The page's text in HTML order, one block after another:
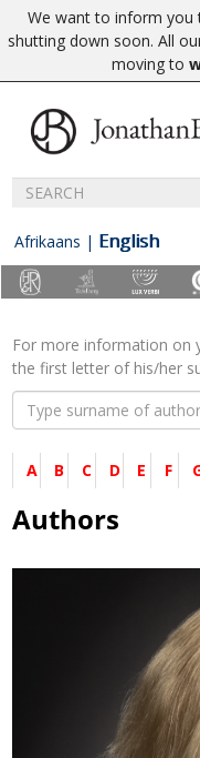
We want to inform you
shutting down soon. All
moving to
Afrikaans | English
For more information on
the first letter of his/her
A B C D E F
Authors